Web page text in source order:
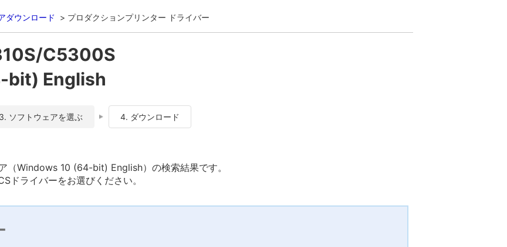
ダウンロード プロダクションプリンター ドライバー
C5300S
bit) English
3. ソフトウェアを選ぶ 4. ダウンロード
（Windows 10 (64-bit) English）の検索結果です。
ドライバーをお選びください。